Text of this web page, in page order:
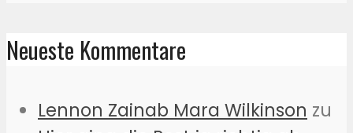
Neueste Kommentare
Lennon Zainab Mara Wilkinson zu